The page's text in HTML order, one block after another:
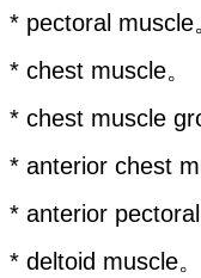
* pectoral muscle
* chest muscle。
* chest muscle
* anterior chest
* anterior pectoral
* deltoid muscle。